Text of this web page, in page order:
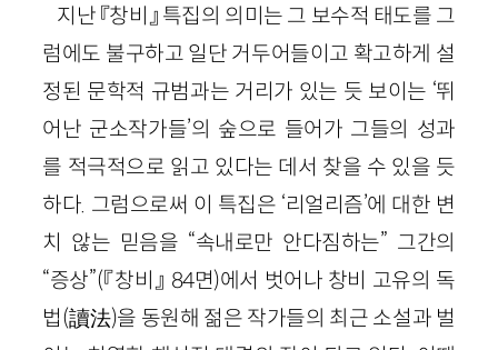
지난 『창비』 특집의 의미는 그 보수적 태도를 그
럼에도 불구하고 일단 거두어들이고 확고하게 설
정된 문학적 규범과는 거리가 있는 듯 보이는 ‘뛰
어난 군소작가들’의 숲으로 들어가 그들의 성과
를 적극적으로 읽고 있다는 데서 찾을 수 있을 듯
하다. 그럼으로써 이 특집은 ‘리얼리즘’에 대한 변
치 않는 믿음을 “속내로만 안다짐하는” 그간의
“증상”(『창비』 84면)에서 벗어나 창비 고유의 독
법(讀法)을 동원해 젊은 작가들의 최근 소설과 벌